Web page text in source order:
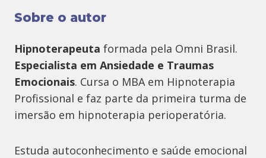
Sobre o autor
Hipnoterapeuta formada pela Omni Brasil.
Especialista em Ansiedade e Traumas
Emocionais. Cursa o MBA em Hipnoterapia
Profissional e faz parte da primeira turma de
imersão em hipnoterapia perioperatória.
Estuda autoconhecimento e saúde emocional